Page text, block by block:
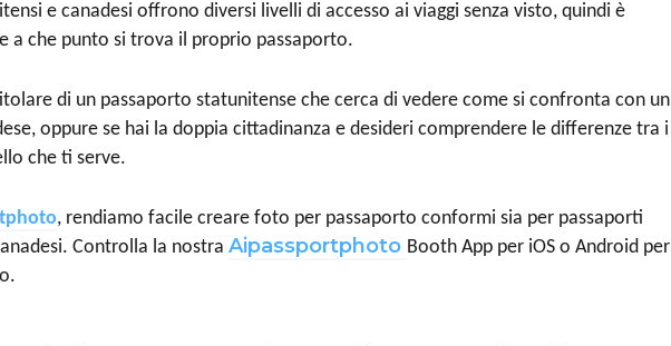
e canadesi offrono diversi livelli di accesso ai viaggi senza visto, quindi è
a che punto si trova il proprio passaporto.
di un passaporto statunitense che cerca di vedere come si confronta con un
oppure se hai la doppia cittadinanza e desideri comprendere le differenze tra i
che ti serve.
, rendiamo facile creare foto per passaporto conformi sia per passaporti
Controlla la nostraAipassportphoto Booth App per iOS o Android per